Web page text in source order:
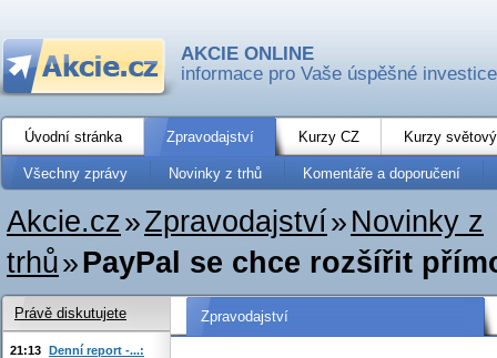
AKCIE ONLINE
informace pro Vaše úspěšné investice
Úvodní stránka Zpravodajství Kurzy CZ Kurzy
Všechny zprávy Novinky z trhů Komentáře a doporučení
Akcie.cz»Zpravodajství» Novinky z
trhů»PayPal se chce rozšířit
Zpravodajství
Právě diskutujete
21:13 Denní report -...: